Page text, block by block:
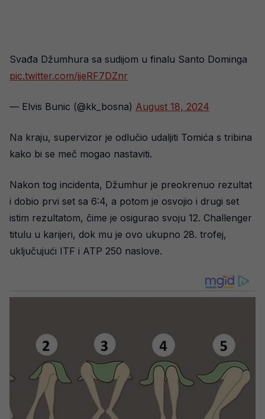
Svađa Džumhura sa sudijom u finalu Santo Dominga
pic.twitter.com/jjeRF7DZnr
— Elvis Bunic (@kk_bosna) August 18, 2024
Na kraju, supervizor je odlučio udaljiti Tomića s tribina
kako bi se meč mogao nastaviti.
Nakon tog incidenta, Džumhur je preokrenuo rezultat
i dobio prvi set sa 6:4, a potom je osvojio i drugi set
istim rezultatom, čime je osigurao svoju 12. Challenger
titulu u karijeri, dok mu je ovo ukupno 28. trofej,
uključujući ITF i ATP 250 naslove.